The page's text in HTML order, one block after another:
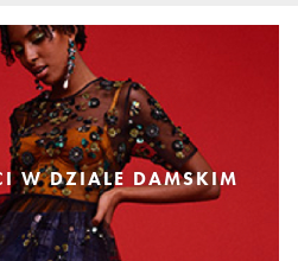
W DZIALE DAMSKIM